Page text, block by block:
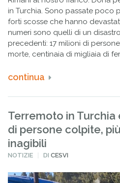
in Turchia. Sono passate poco
forti scosse che hanno
numeri sono quelli di un
precedenti: 17 milioni di
morte, centinaia di migliaia di
continua
Terremoto in Turchia
di persone colpite,
inagibili
PUBBLICATO
NOTIZIE DICESVI